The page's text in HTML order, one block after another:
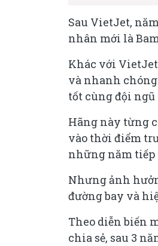
Sau VietJet,
nhân mới là
Khác với
và nhanh
tốt cùng đội
Hãng này từng
vào thời điểm
những năm tiếp
Nhưng ảnh
đường bay và
Theo diễn biến
chia sẻ, sau 3